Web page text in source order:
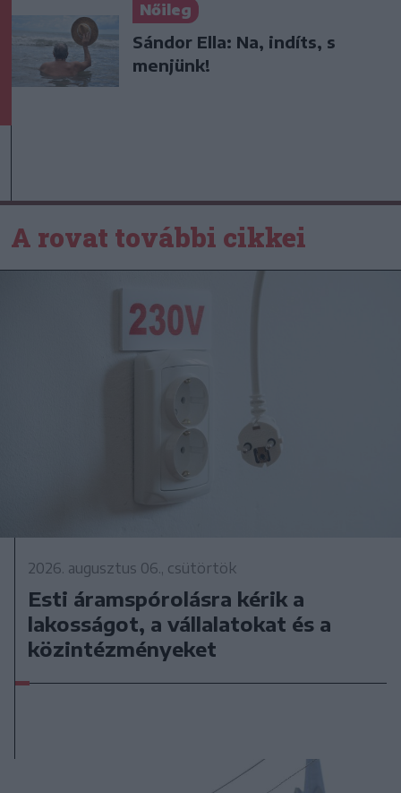
Nőileg
Sándor Ella: Na, indíts, s
menjünk!
A rovat további cikkei
2026. augusztus 06., csütörtök
Esti áramspórolásra kérik a
lakosságot, a vállalatokat és a
közintézményeket